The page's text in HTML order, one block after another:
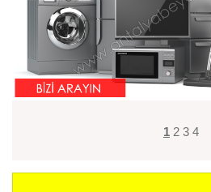
1 2 3 4